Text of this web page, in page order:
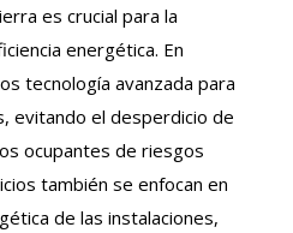
es crucial para la
energética. En
tecnología avanzada para
evitando el desperdicio de
ocupantes de riesgos
también se enfocan en
de las instalaciones,